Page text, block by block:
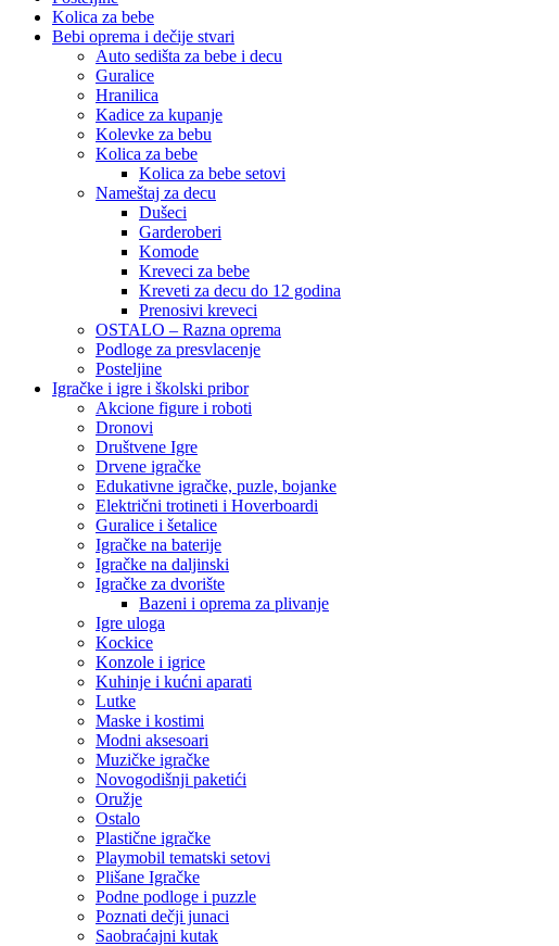
Kolica za bebe
Bebi oprema i dečije stvari
Auto sedišta za bebe i decu
Guralice
Hranilica
Kadice za kupanje
Kolevke za bebu
Kolica za bebe
Kolica za bebe setovi
Nameštaj za decu
Dušeci
Garderoberi
Komode
Kreveci za bebe
Kreveti za decu do 12 godina
Prenosivi kreveci
OSTALO – Razna oprema
Podloge za presvlacenje
Posteljine
Igračke i igre i školski pribor
Akcione figure i roboti
Dronovi
Društvene Igre
Drvene igračke
Edukativne igračke, puzle, bojanke
Električni trotineti i Hoverboardi
Guralice i šetalice
Igračke na baterije
Igračke na daljinski
‎Igračke za dvorište
Bazeni i oprema za plivanje
Igre uloga
Kockice
Konzole i igrice
Kuhinje i kućni aparati
Lutke
Maske i kostimi
Modni aksesoari
Muzičke igračke
Novogodišnji paketići
Oružje
Ostalo
Plastične igračke
Playmobil tematski setovi
Plišane Igračke
Podne podloge i puzzle
Poznati dečji junaci
Saobraćajni kutak